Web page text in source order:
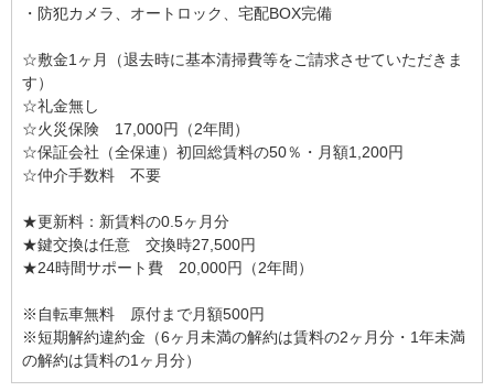
・防犯カメラ、オートロック、宅配BOX完備
☆敷金1ヶ月（退去時に基本清掃費等をご請求させていただきま
す）
☆礼金無し
☆火災保険 17,000円（2年間）
☆保証会社（全保連）初回総賃料の50％・月額1,200円
☆仲介手数料 不要
★更新料：新賃料の0.5ヶ月分
★鍵交換は任意 交換時27,500円
★24時間サポート費 20,000円（2年間）
※自転車無料 原付まで月額500円
※短期解約違約金（6ヶ月未満の解約は賃料の2ヶ月分・1年未満
の解約は賃料の1ヶ月分）